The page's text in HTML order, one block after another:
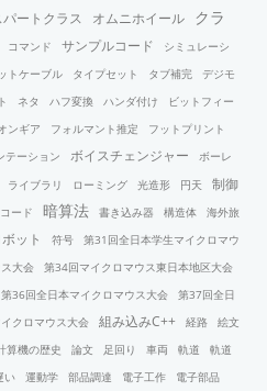
パートクラス オムニホイール クラ
コマンド サンプルコード
シミュレーシ
トケーブル タイプセット タブ補完
デジモ
ネタ ハフ変換 ハンダ付け
ビットフィー
ンギア フォルマント推定
フットプリント
テーション ボイスチェンジャー
ボーレ
ライブラリ ローミング 光造形 円天
制御
ード 暗算法 書き込み器 構造体
海外旅
ット 符号
第31回全日本学生マイクロマウ
大会
第34回マイクロマウス東日本地区大会
第36回全日本マイクロマウス大会
第37回全日
クロマウス大会 組み込みC++ 経路
絵文
算機の歴史 論文 足回り 車両 軌道
軌道
い 運動学 部品調達 電子工作 電子部品